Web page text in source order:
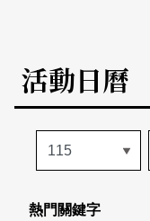
本期專題
歷史專題
活動特區
活動列表
關於我們
活動日曆
熱門關鍵字